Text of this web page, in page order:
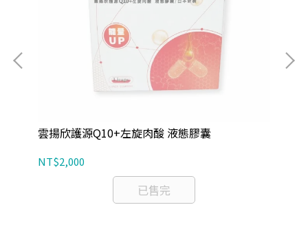
雲揚欣護源Q10+左旋肉酸 液態膠囊
NT$2,000
已售完